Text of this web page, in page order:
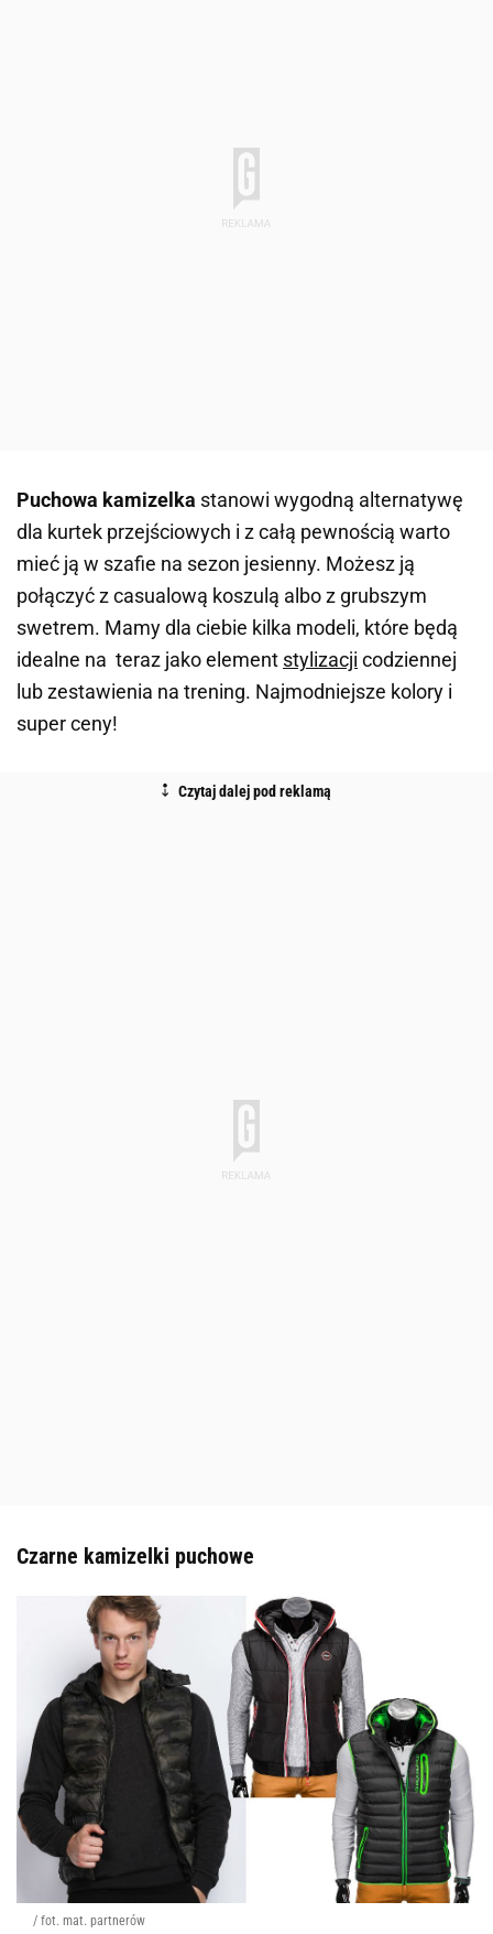
Puchowa kamizelka stanowi wygodną alternatywę
dla kurtek przejściowych i z całą pewnością warto
mieć ją w szafie na sezon jesienny. Możesz ją
połączyć z casualową koszulą albo z grubszym
swetrem. Mamy dla ciebie kilka modeli, które będą
idealne na teraz jako element stylizacji codziennej
lub zestawienia na trening. Najmodniejsze kolory i
super ceny!
Czarne kamizelki puchowe
/ fot. mat. partnerów